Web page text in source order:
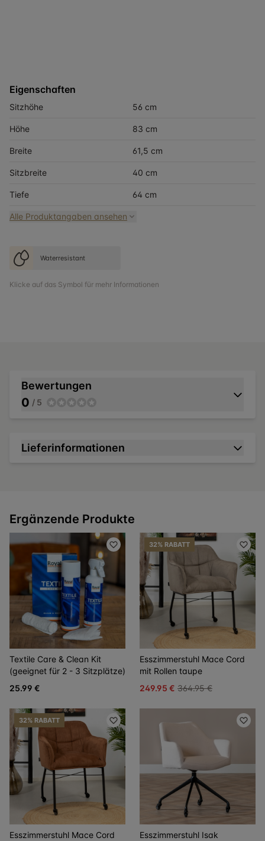
Eigenschaften
Sitzhöhe 56 cm
Höhe 83 cm
Breite 61,5 cm
Sitzbreite 40 cm
Tiefe 64 cm
Alle Produktangaben ansehen
Waterresistant
Klicke auf das Symbol für mehr Informationen
Bewertungen
0 / 5
Lieferinformationen
Ergänzende Produkte
Textile Care & Clean Kit
(geeignet für 2 - 3 Sitzplätze)
25.99 €
32% RABATT
Esszimmerstuhl Mace Cord
mit Rollen taupe
249.95 € 364.95 €
32% RABATT
Esszimmerstuhl Mace Cord
Esszimmerstuhl Isak